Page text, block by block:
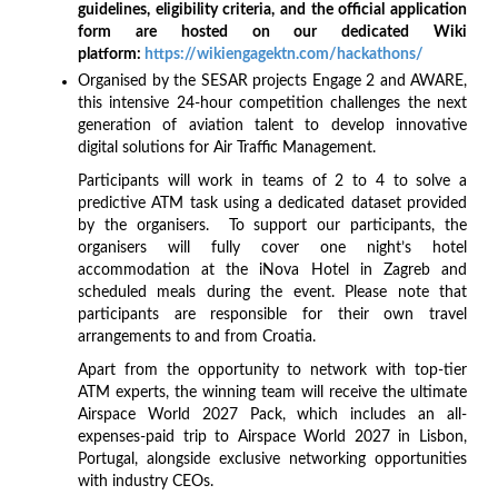
guidelines, eligibility criteria, and the official application
form are hosted on our dedicated Wiki
platform: https://wikiengagektn.com/hackathons/
Organised by the SESAR projects Engage 2 and AWARE,
this intensive 24-hour competition challenges the next
generation of aviation talent to develop innovative
digital solutions for Air Traffic Management.
Participants will work in teams of 2 to 4 to solve a
predictive ATM task using a dedicated dataset provided
by the organisers. To support our participants, the
organisers will fully cover one night’s hotel
accommodation at the iNova Hotel in Zagreb and
scheduled meals during the event. Please note that
participants are responsible for their own travel
arrangements to and from Croatia.
Apart from the opportunity to network with top-tier
ATM experts, the winning team will receive the ultimate
Airspace World 2027 Pack, which includes an all-
expenses-paid trip to Airspace World 2027 in Lisbon,
Portugal, alongside exclusive networking opportunities
with industry CEOs.